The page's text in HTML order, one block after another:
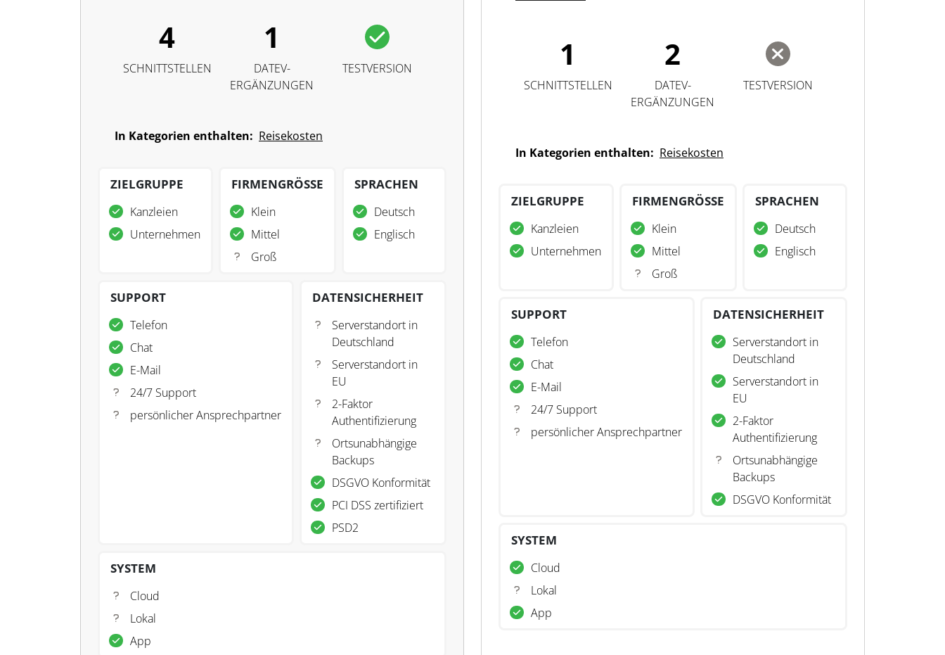
4
SCHNITTSTELLEN
1
DATEV-
ERGÄNZUNGEN
TESTVERSION
In Kategorien enthalten: Reisekosten
ZIELGRUPPE
Kanzleien
Unternehmen
FIRMENGRÖSSE
Klein
Mittel
Groß
SPRACHEN
Deutsch
Englisch
SUPPORT
Telefon
Chat
E-Mail
24/7 Support
persönlicher Ansprechpartner
DATENSICHERHEIT
Serverstandort in
Deutschland
Serverstandort in
EU
2-Faktor
Authentifizierung
Ortsunabhängige
Backups
DSGVO Konformität
PCI DSS zertifiziert
PSD2
SYSTEM
Cloud
Lokal
App
1
SCHNITTSTELLEN
2
DATEV-
ERGÄNZUNGEN
TESTVERSION
In Kategorien enthalten: Reisekosten
ZIELGRUPPE
Kanzleien
Unternehmen
FIRMENGRÖSSE
Klein
Mittel
Groß
SPRACHEN
Deutsch
Englisch
SUPPORT
Telefon
Chat
E-Mail
24/7 Support
persönlicher Ansprechpartner
DATENSICHERHEIT
Serverstandort in
Deutschland
Serverstandort in
EU
2-Faktor
Authentifizierung
Ortsunabhängige
Backups
DSGVO Konformität
SYSTEM
Cloud
Lokal
App